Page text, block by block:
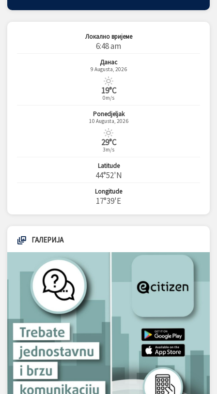
Локално вријеме
6:48 am
Данас
9 Augusta, 2026
19°C
0m/s
Ponedjeljak
10 Augusta, 2026
29°C
3m/s
Latitude
44°52'N
Longitude
17°39'E
ГАЛЕРИЈА